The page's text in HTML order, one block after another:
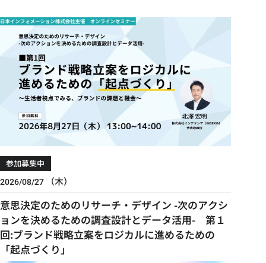
参加募集中
2026/08/27 （木）
意思決定のためのリサーチ・デザイン -次のアクシ
ョンを決めるための調査設計とデータ活用- 第１
回:ブランド戦略立案をロジカルに進めるための
「起点づくり」